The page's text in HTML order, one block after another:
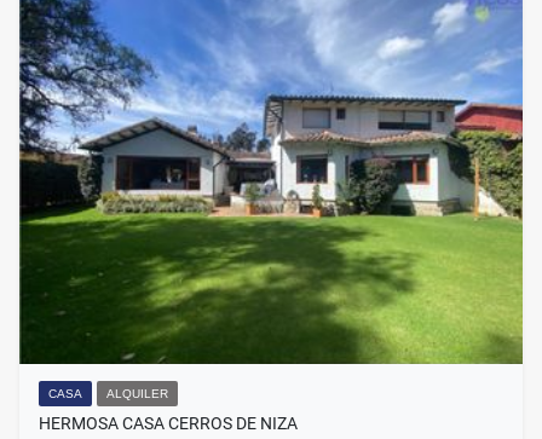
CASA ALQUILER
HERMOSA CASA CERROS DE NIZA